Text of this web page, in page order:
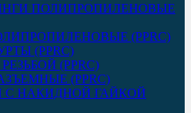
ПОЛИПРОПИЛЕНОВЫЕ
(PPRC)
(PPRC)
(PPRC)
(PPRC)
С НАКИДНОЙ ГАЙКОЙ